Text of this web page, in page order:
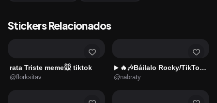
Stickers Relacionados
rata Triste meme🐭 tiktok
@florksitav
▶️ 🔥🎶Báilalo Rocky/TikTok🎶🔥
@nabraty